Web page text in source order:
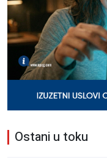
Ostani u toku